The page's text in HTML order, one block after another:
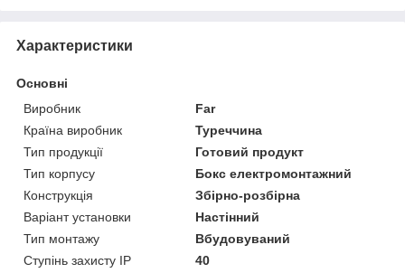
Характеристики
Основні
Виробник
Far
Країна виробник
Туреччина
Тип продукції
Готовий продукт
Тип корпусу
Бокс електромонтажний
Конструкція
Збірно-розбірна
Варіант установки
Настінний
Тип монтажу
Вбудовуваний
Ступінь захисту IP
40